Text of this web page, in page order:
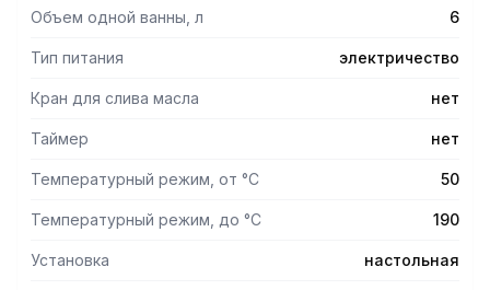
Объем одной ванны, л 6
Тип питания электричество
Кран для слива масла нет
Таймер нет
Температурный режим, от °С 50
Температурный режим, до °С 190
Установка настольная